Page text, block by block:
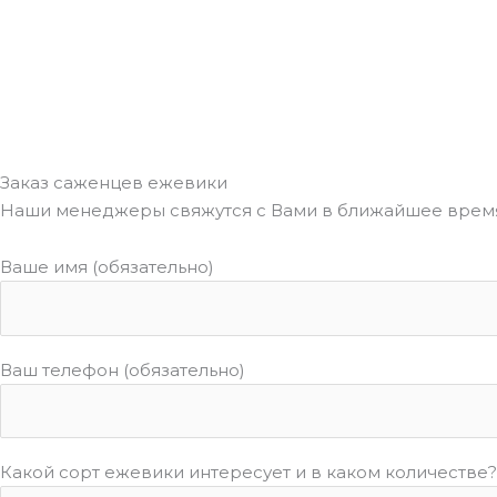
Заказ саженцев ежевики
Наши менеджеры свяжутся с Вами в ближайшее
Ваше имя (обязательно)
Ваш телефон (обязательно)
Какой сорт ежевики интересует и в каком количестве?